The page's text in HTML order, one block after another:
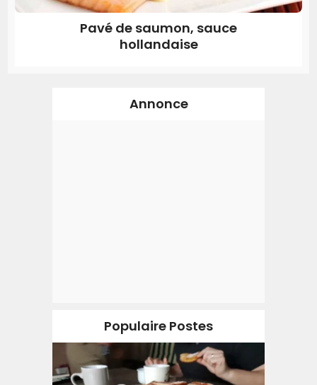
Pavé de saumon, sauce
hollandaise
Annonce
Populaire Postes